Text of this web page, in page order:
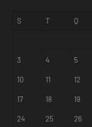
S
T Q
3 4 5
10 11 12
17 18 19
24 25 26